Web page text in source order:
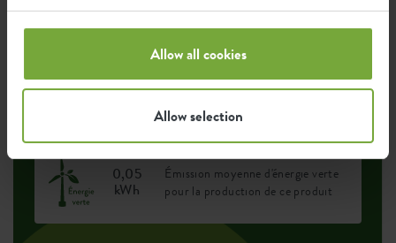
Allow all cookies
Allow selection
Empreinte environnementale
0,042
Émission moyenne de CO2 pour
0,05
kWh
Émission moyenne d'énergie verte
pour la production de ce produit